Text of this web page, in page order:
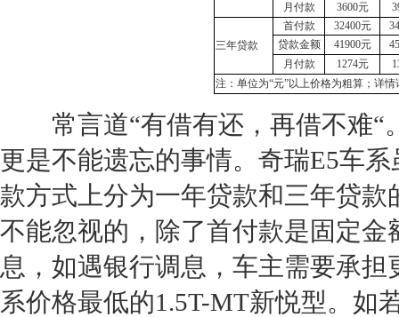
月付款
3600元
三年贷款
首付款 32400元
贷款金额
41900元
月付款
1274元
注：单位为“元”以上价格为粗算；详情
常言道“有借有还，再借不难“
更是不能遗忘的事情。 奇瑞E5车系
款方式上分为一年贷款和三年贷
不能忽视的，除了首付款是固定
息，如遇银行调息，车主需要承
系价格最低的1.5T-MT新悦型。如